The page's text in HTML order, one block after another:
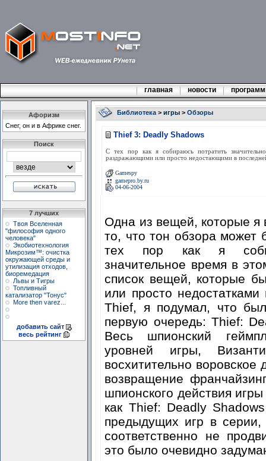
главная новости
Афоризм
Снег, он и в Африке снег.
Поиск
7 лучших
Твоя Вселенная
"философия одного
человека"
Экобиотехнология
Микрозим™: очистка
окружающей среды и
утилизация отходов,
биоремедация
Львы и Тигры
Топливный
катализатор "Тонус"
More then varez...
добавить сайт
весь рейтинг
Библиотека> игры> Обзоры
Thief 3: Deadly Shadows
С тех пор как я собираюсь потратить
раздражающими или просто недостающими в
Gamespy
gamepro.by.ru
04-06-2004
Одна из вещей, которые я
то, что тон обзора может
тех пор как я
значительное время в
список вещей, которые
или просто
Thief, я подумал, что
первую очередь: Thief:
Весь шпионский
уровней игры,
восхитительно воровское
возвращение
шпионского действия
как Thief: Deadly
предыдущих игр в
соответственно не
это было очевидно